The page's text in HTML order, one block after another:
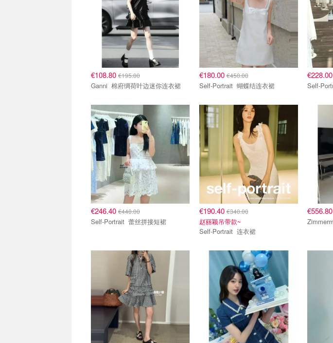
€108.80 €195.00
Ganni 棉府绸荷叶边迷你连衣裙
€180.00€450.00
Self-Portrait 蝴蝶结连衣裙
€228.00
€246.40 €440.00
Self-Portrait 蕾丝拼接短裙
€190.40€340.00
赵丽颖吊带款~
Self-Portrait 连衣裙
€556.80